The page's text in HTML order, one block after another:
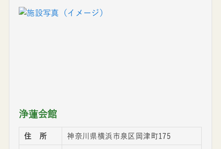
浄蓮会館
住 所 神奈川県横浜市泉区岡津町175